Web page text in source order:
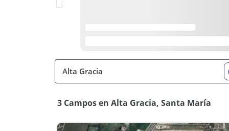
3 Campos en Alta Gracia, Santa María